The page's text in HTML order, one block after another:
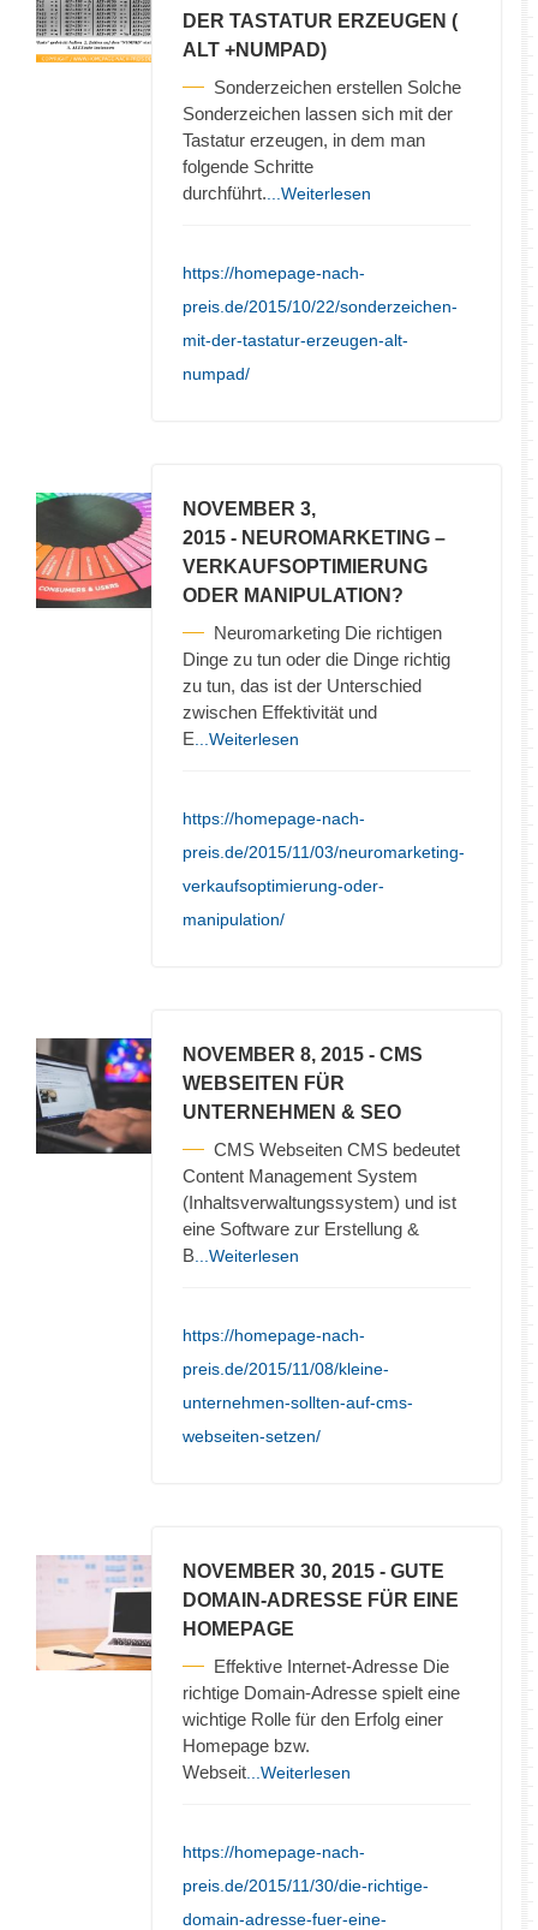
DER TASTATUR ERZEUGEN (
ALT +NUMPAD)
Sonderzeichen erstellen Solche
Sonderzeichen lassen sich mit der
Tastatur erzeugen, in dem man
folgende Schritte
durchführt. ...Weiterlesen
https://homepage-nach-
preis.de/2015/10/22/sonderzeichen-
mit-der-tastatur-erzeugen-alt-
numpad/
NOVEMBER 3,
2015 - NEUROMARKETING –
VERKAUFSOPTIMIERUNG
ODER MANIPULATION?
Neuromarketing Die richtigen
Dinge zu tun oder die Dinge richtig
zu tun, das ist der Unterschied
zwischen Effektivität und
E ...Weiterlesen
https://homepage-nach-
preis.de/2015/11/03/neuromarketing-
verkaufsoptimierung-oder-
manipulation/
NOVEMBER 8, 2015 - CMS
WEBSEITEN FÜR
UNTERNEHMEN & SEO
CMS Webseiten CMS bedeutet
Content Management System
(Inhaltsverwaltungssystem) und ist
eine Software zur Erstellung &
B ...Weiterlesen
https://homepage-nach-
preis.de/2015/11/08/kleine-
unternehmen-sollten-auf-cms-
webseiten-setzen/
NOVEMBER 30, 2015 - GUTE
DOMAIN-ADRESSE FÜR EINE
HOMEPAGE
Effektive Internet-Adresse Die
richtige Domain-Adresse spielt eine
wichtige Rolle für den Erfolg einer
Homepage bzw.
Webseit ...Weiterlesen
https://homepage-nach-
preis.de/2015/11/30/die-richtige-
domain-adresse-fuer-eine-